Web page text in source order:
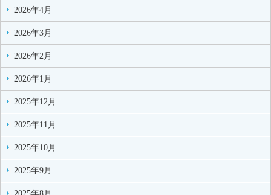
2026年4月
2026年3月
2026年2月
2026年1月
2025年12月
2025年11月
2025年10月
2025年9月